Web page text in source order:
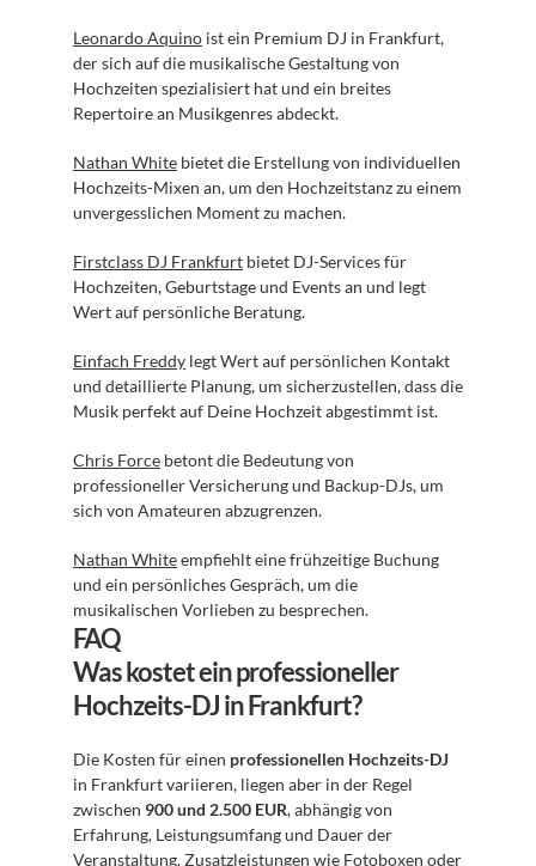
Leonardo Aquino ist ein Premium DJ in Frankfurt,
der sich auf die musikalische Gestaltung von
Hochzeiten spezialisiert hat und ein breites
Repertoire an Musikgenres abdeckt.
Nathan White bietet die Erstellung von individuellen
Hochzeits-Mixen an, um den Hochzeitstanz zu einem
unvergesslichen Moment zu machen.
Firstclass DJ Frankfurt bietet DJ-Services für
Hochzeiten, Geburtstage und Events an und legt
Wert auf persönliche Beratung.
Einfach Freddy legt Wert auf persönlichen Kontakt
und detaillierte Planung, um sicherzustellen, dass die
Musik perfekt auf Deine Hochzeit abgestimmt ist.
Chris Force betont die Bedeutung von
professioneller Versicherung und Backup-DJs, um
sich von Amateuren abzugrenzen.
Nathan White empfiehlt eine frühzeitige Buchung
und ein persönliches Gespräch, um die
musikalischen Vorlieben zu besprechen.
FAQ
Was kostet ein professioneller
Hochzeits-DJ in Frankfurt?
Die Kosten für einen professionellen Hochzeits-DJ
in Frankfurt variieren, liegen aber in der Regel
zwischen 900 und 2.500 EUR, abhängig von
Erfahrung, Leistungsumfang und Dauer der
Veranstaltung. Zusatzleistungen wie Fotoboxen oder